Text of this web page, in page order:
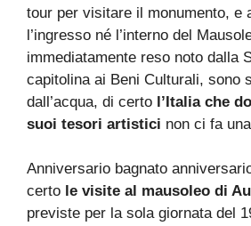
tour per visitare il monumento, e
l’ingresso né l’interno del
immediatamente reso noto dalla
capitolina ai Beni Culturali, sono
dall’acqua, di certo l’Italia che
suoi tesori artistici non ci fa
Anniversario bagnato
certo le visite al mausoleo di
previste per la sola giornata del